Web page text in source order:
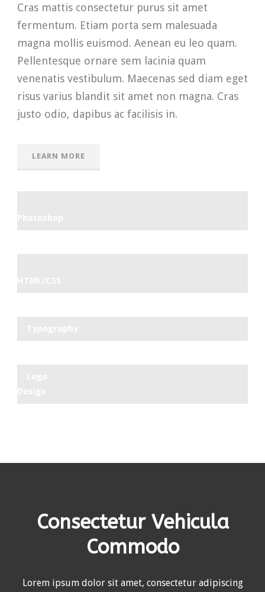
Cras mattis consectetur purus sit amet
fermentum. Etiam porta sem malesuada
magna mollis euismod. Aenean eu leo quam.
Pellentesque ornare sem lacinia quam
venenatis vestibulum. Maecenas sed diam eget
risus varius blandit sit amet non magna. Cras
justo odio, dapibus ac facilisis in.
LEARN MORE
Consectetur Vehicula
Commodo
Lorem ipsum dolor sit amet, consectetur adipiscing